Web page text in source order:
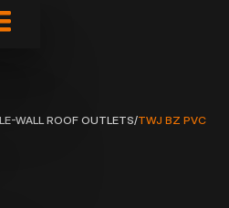
WALL ROOF OUTLETS/TWJ BZ PVC